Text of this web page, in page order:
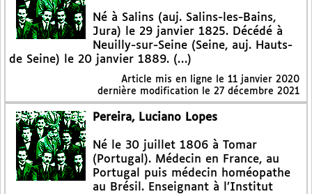
Né à Salins (auj. Salins-les-Bains,
Jura) le 29 janvier 1825. Décédé à
Neuilly-sur-Seine (Seine, auj. Hauts-
de Seine) le 20 janvier 1889. (…)
Article mis en ligne le 11 janvier 2020
dernière modification le 27 décembre 2021
Pereira, Luciano Lopes
Né le 30 juillet 1806 à Tomar
(Portugal). Médecin en France, au
Portugal puis médecin homéopathe
au Brésil. Enseignant à l’Institut